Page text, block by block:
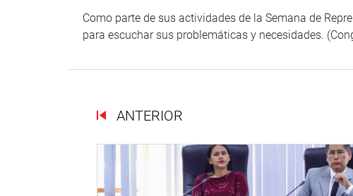
Como parte de sus actividades de la Semana de
para escuchar sus problemáticas y necesidades.
ANTERIOR